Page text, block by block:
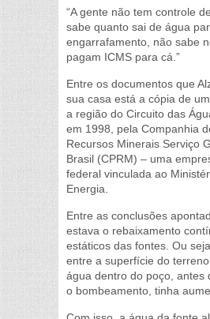
“A gente não tem controle
sabe quanto sai de água
engarrafamento, não sabe
pagam ICMS para cá.”
Entre os documentos que
sua casa está a cópia de
a região do Circuito das
em 1998, pela Companhia
Recursos Minerais Serviço
Brasil (CPRM) – uma
federal vinculada ao
Energia.
Entre as conclusões
estava o rebaixamento
estáticos das fontes. Ou
entre a superfície do
água dentro do poço, antes
o bombeamento, tinha